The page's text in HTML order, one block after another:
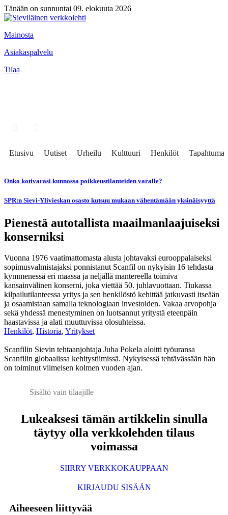
Tänään on sunnuntai 09. elokuuta 2026
Mainosta
Asiakaspalvelu
Tilaa
Etusivu Uutiset Urheilu Kulttuuri Henkilöt Tapahtumat
Onko kotivarasi kunnossa poikkeustilanteiden varalle?
SPR:n Sievi-Ylivieskan osasto kutsuu mukaan vähentämään yksinäisyyttä
Pienestä autotallista maailmanlaajuiseksi
konserniksi
Vuonna 1976 vaatimattomasta alusta johtavaksi eurooppalaiseksi
sopimusvalmistajaksi ponnistanut Scanfil on nykyisin 16 tehdasta
kymmenessä eri maassa ja neljällä mantereella toimiva
kansainvälinen konserni, joka viettää 50. juhlavuottaan. Tiukassa
kilpailutilanteessa yritys ja sen henkilöstö kehittää jatkuvasti itseään
ja osaamistaan samalla teknologiaan investoiden. Vakaa arvopohja
sekä yhdessä menestyminen on luotsannut yritystä eteenpäin
haastavissa ja alati muuttuvissa olosuhteissa.
Henkilöt, Historia, Yritykset
Scanfilin Sievin tehtaanjohtaja Juha Pokela aloitti työuransa
Scanfilin globaalissa kehitystiimissä. Nykyisessä tehtävässään hän
on toiminut viimeisen kolmen vuoden ajan.
Sisältö vain tilaajille
Lukeaksesi tämän artikkelin sinulla
täytyy olla verkkolehden tilaus
voimassa
SIIRRY VERKKOKAUPPAAN
KIRJAUDU SISÄÄN
Aiheeseen liittyvää